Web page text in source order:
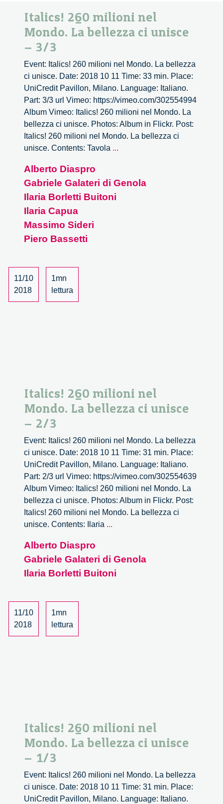
Italics! 260 milioni nel
Mondo. La bellezza ci unisce
– 3/3
Event: Italics! 260 milioni nel Mondo. La bellezza
ci unisce. Date: 2018 10 11 Time: 33 min. Place:
UniCredit Pavillon, Milano. Language: Italiano.
Part: 3/3 url Vimeo: https://vimeo.com/302554994
Album Vimeo: Italics! 260 milioni nel Mondo. La
bellezza ci unisce. Photos: Album in Flickr. Post:
Italics! 260 milioni nel Mondo. La bellezza ci
unisce. Contents: Tavola ...
nel
Alberto Diaspro
Gabriele Galateri di Genola
Ilaria Borletti Buitoni
Ilaria Capua
Massimo Sideri
Piero Bassetti
11/10
2018
1mn
lettura
Italics! 260 milioni nel
Mondo. La bellezza ci unisce
– 2/3
Event: Italics! 260 milioni nel Mondo. La bellezza
ci unisce. Date: 2018 10 11 Time: 31 min. Place:
UniCredit Pavillon, Milano. Language: Italiano.
Part: 2/3 url Vimeo: https://vimeo.com/302554639
Album Vimeo: Italics! 260 milioni nel Mondo. La
bellezza ci unisce. Photos: Album in Flickr. Post:
Italics! 260 milioni nel Mondo. La bellezza ci
unisce. Contents: Ilaria ...
nel
Mondo.
Alberto Diaspro
Gabriele Galateri di Genola
Ilaria Borletti Buitoni
11/10
2018
1mn
lettura
Italics! 260 milioni nel
Mondo. La bellezza ci unisce
– 1/3
Event: Italics! 260 milioni nel Mondo. La bellezza
ci unisce. Date: 2018 10 11 Time: 31 min. Place:
UniCredit Pavillon, Milano. Language: Italiano.